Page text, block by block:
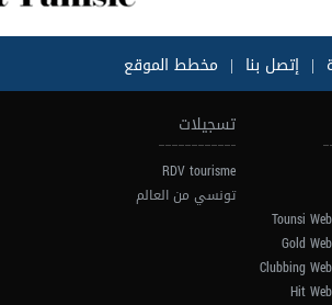
| إتصل بنا | مخطط الموقع
تسجيلات
RDV tourisme
تونسي من العالم